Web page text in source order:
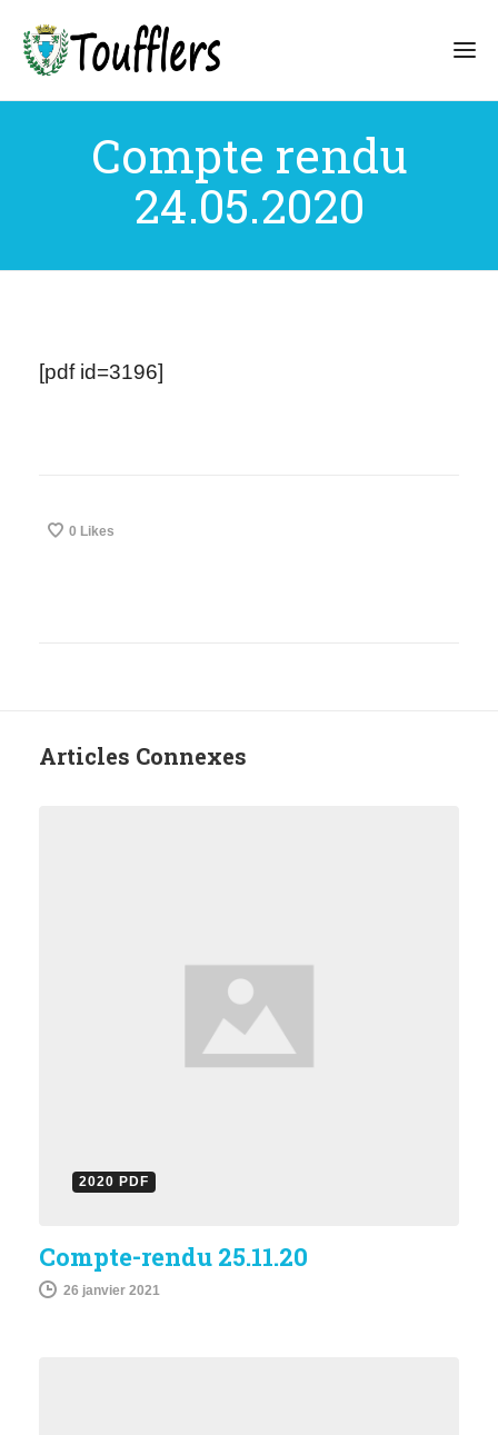
Compte rendu
24.05.2020
[pdf id=3196]
0 Likes
Articles Connexes
2020 PDF
Compte-rendu 25.11.20
26 janvier 2021